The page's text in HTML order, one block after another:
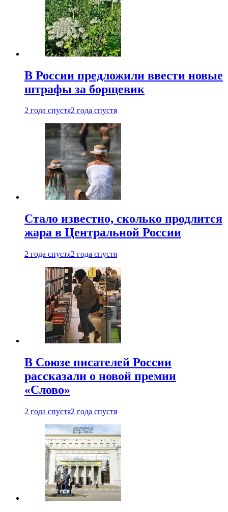
В России предложили ввести новые
штрафы за борщевик
2 года спустя2 года спустя
Стало известно, сколько продлится
жара в Центральной России
2 года спустя2 года спустя
В Союзе писателей России
рассказали о новой премии
«Слово»
2 года спустя2 года спустя